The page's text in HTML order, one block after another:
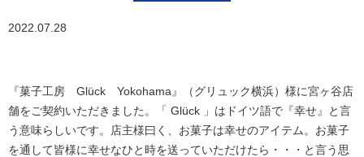
2022.07.28
『菓子工房 Glück Yokohama』（グリュック横浜）様に宮ヶ谷店
舗をご契約いただきました。「 Glück 」はドイツ語で『幸せ』と言
う意味らしいです。店主様曰く、お菓子は幸せのアイテム。お菓子
を通して皆様に幸せなひと時を送っていただけたら・・・と言う思